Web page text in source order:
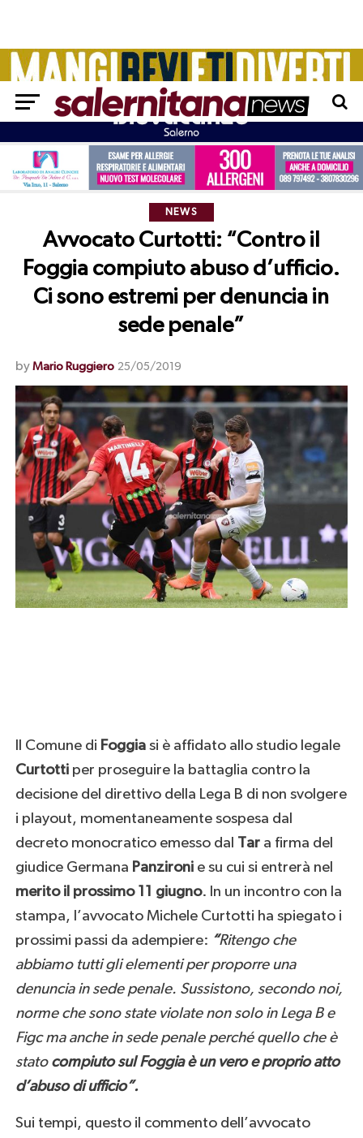
NEWS
Avvocato Curtotti: “Contro il
Foggia compiuto abuso d’ufficio.
Ci sono estremi per denuncia in
sede penale”
by Mario Ruggiero 25/05/2019
Il Comune di Foggiasi è affidato allo studio legale
Curtottiper proseguire la battaglia contro la
decisione del direttivo della Lega B di non svolgere
i playout, momentaneamente sospesa dal
decreto monocratico emesso dal Tara firma del
giudice Germana Panzironie su cui si entrerà nel
merito il prossimo 11 giugno. In un incontro con la
stampa, l’avvocato Michele Curtotti ha spiegato i
prossimi passi da adempiere: “Ritengo che
abbiamo tutti gli elementi per proporre una
denuncia in sede penale. Sussistono, secondo noi,
norme che sono state violate non solo in Lega B e
Figc ma anche in sede penale perché quello che è
stato compiuto sul Foggia è un vero e proprio atto
d’abuso di ufficio”.
Sui tempi, questo il commento dell’avvocato